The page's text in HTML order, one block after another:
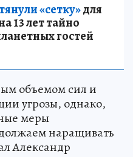
«сетку»для
13 лет тайно
гостей
объемом сил и
угрозы, однако,
меры
наращивать
Александр